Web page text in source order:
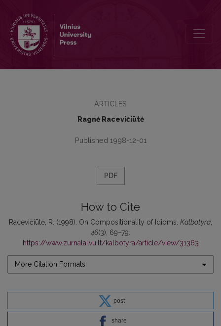
ARTICLES
Ragnė Racevičiūtė
Published 1998-12-01
PDF
How to Cite
Racevičiūtė, R. (1998). On Compositionality of Idioms. Kalbotyra
46(3), 69–79.
https://www.zurnalai.vu.lt/kalbotyra/article/view/31363
More Citation Formats
post
share